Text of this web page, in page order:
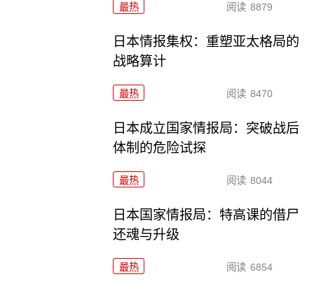
最热 阅读 8879
日本情报集权：重塑亚太格局的
战略算计
最热 阅读 8470
日本成立国家情报局：突破战后
体制的危险试探
最热 阅读 8044
日本国家情报局：特高课的借尸
还魂与升级
最热 阅读 6854